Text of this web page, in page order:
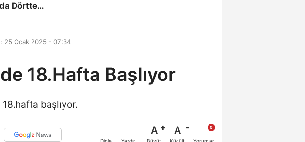
Dörtte
25 Ocak 2025 - 07:34
18.Hafta Başlıyor
başlıyor.
Dinle Yazdır
A
Büyüt
A
Küçült Yorumlar